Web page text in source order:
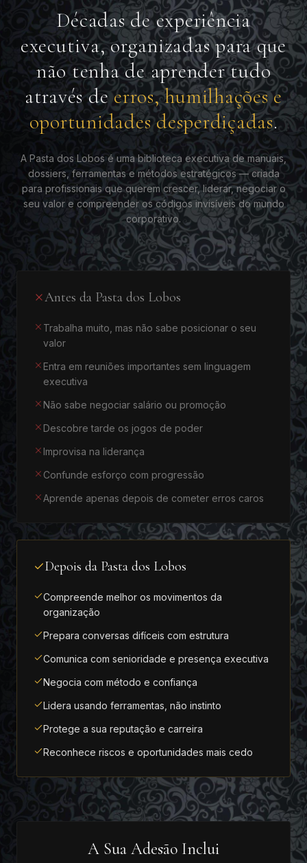
Décadas de experiência
executiva, organizadas para que
não tenha de aprender tudo
através deerros, humilhações e
oportunidades desperdiçadas.
A Pasta dos Lobos é uma biblioteca executiva de manuais,
dossiers, ferramentas e métodos estratégicos — criada
para profissionais que querem crescer, liderar, negociar o
seu valor e compreender os códigos invisíveis do mundo
corporativo.
Antes da Pasta dos Lobos
Trabalha muito, mas não sabe posicionar o seu
valor
Entra em reuniões importantes sem linguagem
executiva
Não sabe negociar salário ou promoção
Descobre tarde os jogos de poder
Improvisa na liderança
Confunde esforço com progressão
Aprende apenas depois de cometer erros caros
Depois da Pasta dos Lobos
Compreende melhor os movimentos da
organização
Prepara conversas difíceis com estrutura
Comunica com senioridade e presença executiva
Negocia com método e confiança
Lidera usando ferramentas, não instinto
Protege a sua reputação e carreira
Reconhece riscos e oportunidades mais cedo
A Sua Adesão Inclui